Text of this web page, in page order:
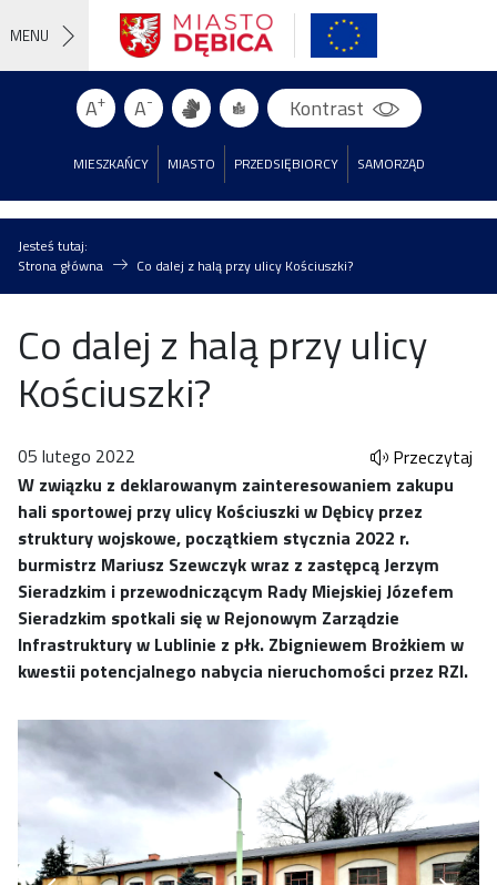
MENU
MIESZKAŃCY MIASTO PRZEDSIĘBIORCY SAMORZĄD
A+ A- Kontrast
Jesteś tutaj:
Strona główna
Co dalej z halą przy ulicy Kościuszki?
Co dalej z halą przy ulicy
Kościuszki?
05 lutego 2022
Przeczytaj
W związku z deklarowanym zainteresowaniem zakupu
hali sportowej przy ulicy Kościuszki w Dębicy przez
struktury wojskowe, początkiem stycznia 2022 r.
burmistrz Mariusz Szewczyk wraz z zastępcą Jerzym
Sieradzkim i przewodniczącym Rady Miejskiej Józefem
Sieradzkim spotkali się w Rejonowym Zarządzie
Infrastruktury w Lublinie z płk. Zbigniewem Brożkiem w
kwestii potencjalnego nabycia nieruchomości przez RZI.